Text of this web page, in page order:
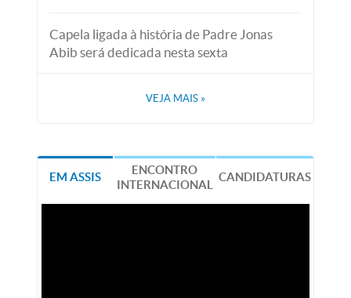
Capela ligada à história de Padre Jonas
Abib será dedicada nesta sexta
VEJA MAIS »
EM ASSIS
ENCONTRO
INTERNACIONAL
CANDIDATURAS